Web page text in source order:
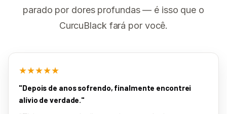
parado por dores profundas — é isso que o
CurcuBlack fará por você.
★★★★★
"Depois de anos sofrendo, finalmente encontrei
alívio de verdade."